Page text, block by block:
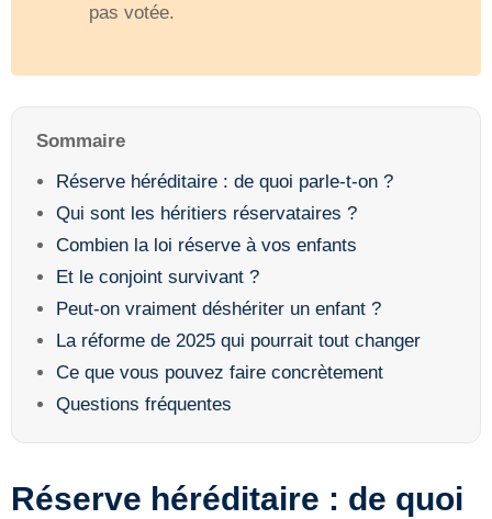
pas votée.
Sommaire
Réserve héréditaire : de quoi parle-t-on ?
Qui sont les héritiers réservataires ?
Combien la loi réserve à vos enfants
Et le conjoint survivant ?
Peut-on vraiment déshériter un enfant ?
La réforme de 2025 qui pourrait tout changer
Ce que vous pouvez faire concrètement
Questions fréquentes
Réserve héréditaire : de quoi